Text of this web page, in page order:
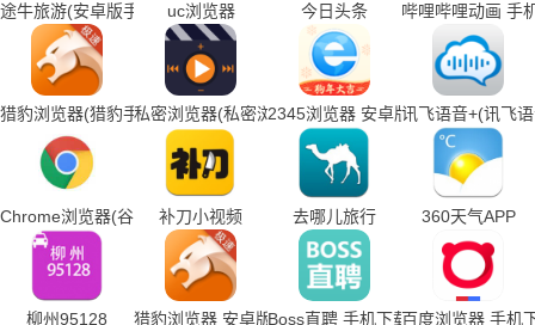
途牛旅游(安卓版手机下载)uc浏览器 今日头条 哔哩哔哩动画 手
猎豹浏览器(猎豹手机浏览器下载)私密浏览器(私密浏览器手机下载)
2345浏览器 安卓版讯飞语音+(讯飞
Chrome浏览器(谷歌浏览器手机下载)
补刀小视频 去哪儿旅行 360天气APP
柳州95128 猎豹浏览器 安卓版Boss直聘 手机下载百度浏览器 手机